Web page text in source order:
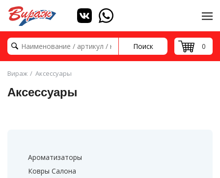
Поиск 0
Вираж Аксессуары
Аксессуары
Ароматизаторы
Ковры Салона